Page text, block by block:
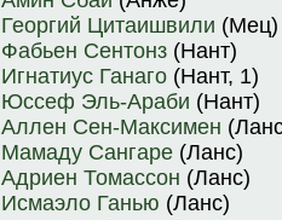
Георгий Цитаишвили (Мец)
Фабьен Сентонз (Нант)
Игнатиус Ганаго (Нант, 1)
Юссеф Эль-Араби (Нант)
Аллен Сен-Максимен
Мамаду Сангаре (Ланс)
Адриен Томассон (Ланс)
Исмаэло Ганью (Ланс)